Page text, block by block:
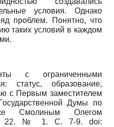
условия. Однако
проблем. Понятно, что
таких условий в каждом
с ограниченными
статус, образование,
с Первым заместителем
Думы по
Смолиным Олегом
Т. 22. № 1. C. 7-9. doi: